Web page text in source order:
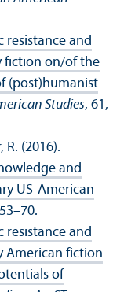
resistance and
fiction on/of the
(post)humanist
Studies, 61,
R. (2016).
and
US-American
resistance and
American fiction
of